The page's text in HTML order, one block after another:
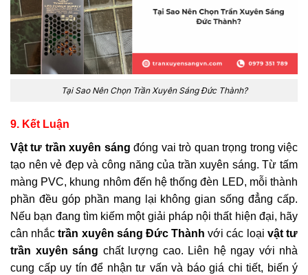
Tại Sao Nên Chọn Trần Xuyên Sáng Đức Thành?
9. Kết Luận
Vật tư trần xuyên sáng đóng vai trò quan trọng trong việc
tạo nên vẻ đẹp và công năng của trần xuyên sáng. Từ tấm
màng PVC, khung nhôm đến hệ thống đèn LED, mỗi thành
phần đều góp phần mang lại không gian sống đẳng cấp.
Nếu bạn đang tìm kiếm một giải pháp nội thất hiện đại, hãy
cân nhắctrần xuyên sáng Đức Thành với các loại vật tư
trần xuyên sáng chất lượng cao. Liên hệ ngay với nhà
cung cấp uy tín để nhận tư vấn và báo giá chi tiết, biến ý